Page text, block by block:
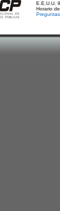
E.E.U.U.
Horario